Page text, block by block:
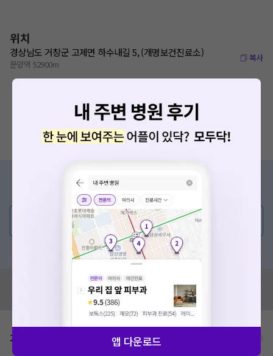
위치
경상남도 거창군 고제면 하수내길 5, (개명보건진료소)
문양역 52900m
복사
증상/치료, 궁금한 점이 있나요?
의사가 직접 답해드려요!
💬 무엇이든 물어보세요
혹은, 의료상담 서비스에 다양한 게시글 보러가기
혹시 잘못된 병원정보가 있나요?
모두닥 팀에 알려주세요!
가격표 앱 다운로드